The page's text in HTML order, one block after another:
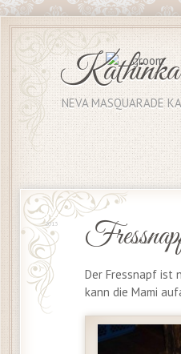
Kathinka
NEVA MASQUARADE
20 Sep.
2013
Der Fressnapf ist
kann die Mami